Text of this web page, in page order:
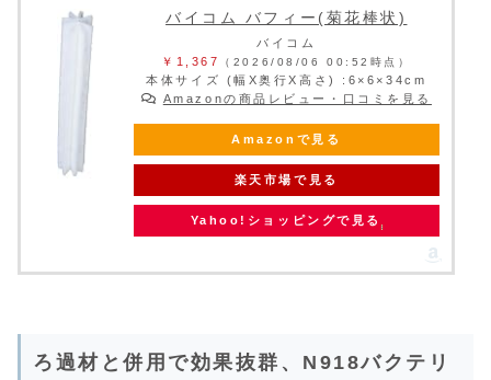
バイコム バフィー(菊花棒状)
バイコム
￥1,367
（2026/08/06 00:52時点）
本体サイズ (幅X奥行X高さ) :6×6×34cm
Amazonの商品レビュー・口コミを見る
Amazonで見る
楽天市場で見る
Yahoo!ショッピングで見る
ろ過材と併用で効果抜群、N918バクテリ